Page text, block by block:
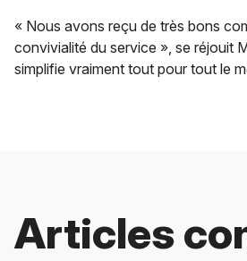
« Nous avons reçu de très bons
convivialité du service », se réjouit
simplifie vraiment tout pour tout le
Articles